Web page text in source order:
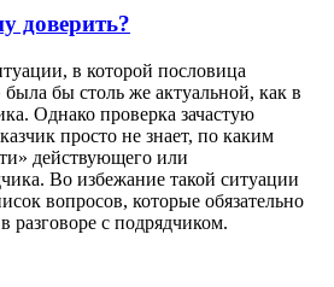
доверить?
в которой пословица
бы столь же актуальной, как в
Однако проверка зачастую
просто не знает, по каким
действующего или
Во избежание такой ситуации
вопросов, которые обязательно
разговоре с подрядчиком.